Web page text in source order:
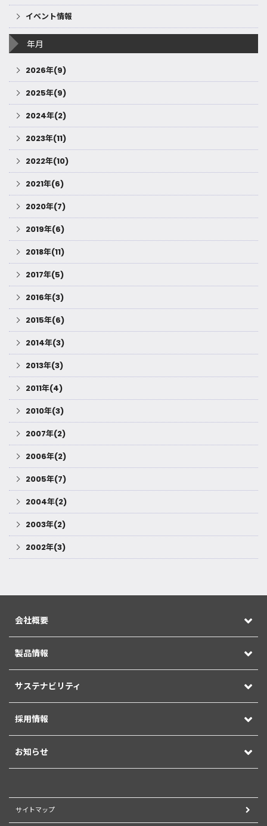
イベント情報
年月
2026年(9)
2025年(9)
2024年(2)
2023年(11)
2022年(10)
2021年(6)
2020年(7)
2019年(6)
2018年(11)
2017年(5)
2016年(3)
2015年(6)
2014年(3)
2013年(3)
2011年(4)
2010年(3)
2007年(2)
2006年(2)
2005年(7)
2004年(2)
2003年(2)
2002年(3)
会社概要
製品情報
サステナビリティ
採用情報
お知らせ
サイトマップ